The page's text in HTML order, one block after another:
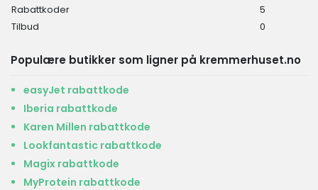
Rabattkoder
5
Tilbud
0
Populære butikker som ligner på kremmerhuset.no
easyJet rabattkode
Iberia rabattkode
Karen Millen rabattkode
Lookfantastic rabattkode
Magix rabattkode
MyProtein rabattkode